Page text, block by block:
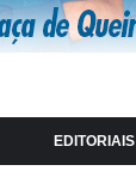
EDITORIAIS